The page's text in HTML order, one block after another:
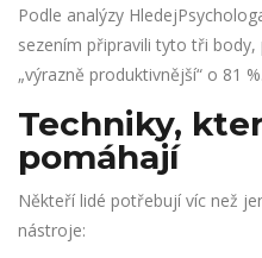
Podle analýzy
sezením připravili tyto tři body,
„výrazně produktivnější“ o 81
Techniky,
pomáhají
Někteří lidé potřebují víc než
nástroje: